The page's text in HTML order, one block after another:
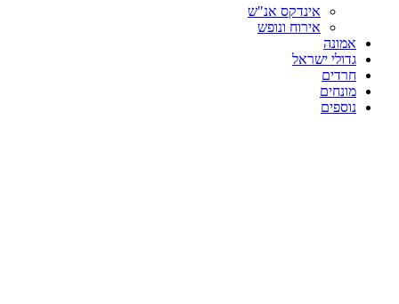
אינדקס אנ"ש
אירוח ונופש
אמונה
גדולי ישראל
חרדים
מונחים
נוספים